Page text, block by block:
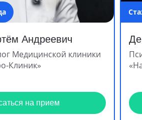
Андреевич
Медицинской клиники
Клиник»
на прием